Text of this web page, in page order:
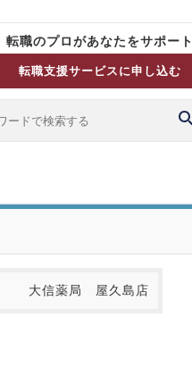
転職のプロがあなたをサポート
転職支援サービスに申し込む
大信薬局 屋久島店